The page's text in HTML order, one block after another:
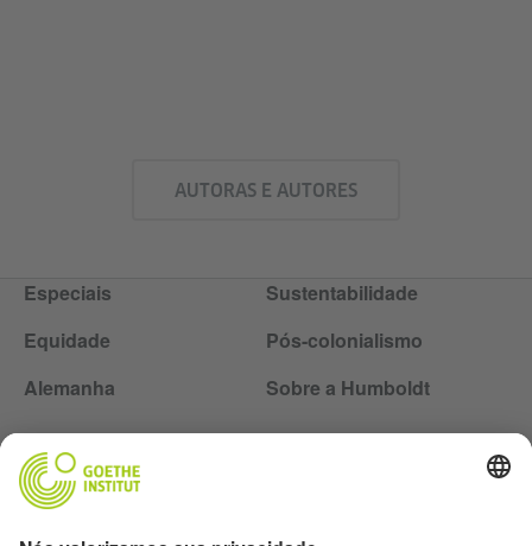
AUTORAS E AUTORES
Especiais
Sustentabilidade
Equidade
Pós-colonialismo
Alemanha
Sobre a Humboldt
Siga a revista Humboldt nas redes sociais